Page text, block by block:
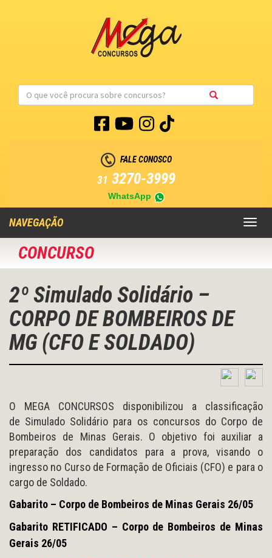
FALE CONOSCO
31 3270-3999
WhatsApp
Toggle
NAVEGAÇÃO
CONCURSO
2º Simulado Solidário –
CORPO DE BOMBEIROS DE
MG (CFO E SOLDADO)
O MEGA CONCURSOS disponibilizou a classificação
de Simulado Solidário para os concursos do Corpo de
Bombeiros de Minas Gerais. O objetivo foi auxiliar a
preparação dos candidatos para a prova, visando o
ingresso no Curso de Formação de Oficiais (CFO) e para o
cargo de Soldado.
Gabarito – Corpo de Bombeiros de Minas Gerais 26/05
Gabarito RETIFICADO – Corpo de Bombeiros de Minas
Gerais 26/05